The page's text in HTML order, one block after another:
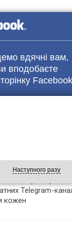
,Тайланд
блогери
Telegram-
кожен
вдячні вам,
вподобаєте
Facebook
Наступного разу